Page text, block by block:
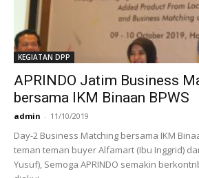
KEGIATAN DPP
APRINDO Jatim Business
bersama IKM Binaan BPWS
admin - 11/10/2019
Day-2 Business Matching bersama IKM
teman teman buyer Alfamart (Ibu Inggrid)
Yusuf), Semoga APRINDO semakin